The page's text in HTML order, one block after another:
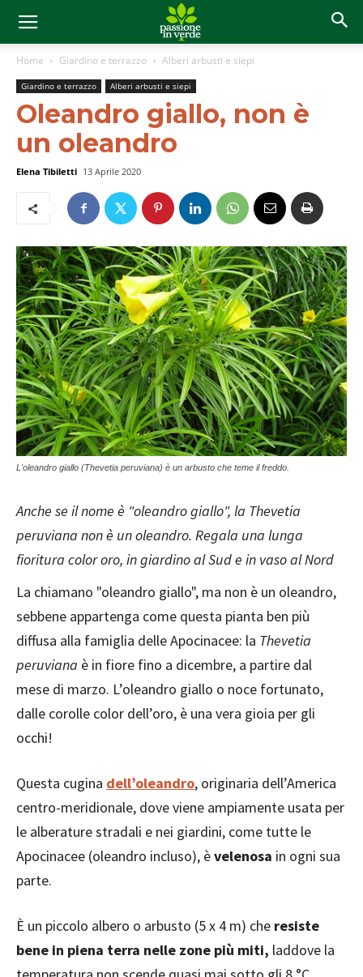
Home Giardino e terrazzo Alberi arbusti e siepi
Giardino e terrazzo Alberi arbusti e siepi
Oleandro giallo, non è
un oleandro
Elena Tibiletti 13 Aprile 2020
L'oleandro giallo (Thevetia peruviana) è un arbusto che teme il freddo.
Anche se il nome è "oleandro giallo", la Thevetia
peruviana non è un oleandro. Regala una lunga
fioritura color oro, in giardino al Sud e in vaso al Nord
La chiamano "oleandro giallo", ma non è un oleandro,
sebbene appartenga come questa pianta ben più
diffusa alla famiglia delle Apocinacee: la Thevetia
peruviana è in fiore fino a dicembre, a partire dal
mese di marzo. L’oleandro giallo o noce fortunato,
dalle corolle color dell’oro, è una vera gioia per gli
occhi!
Questa cugina dell’oleandro, originaria dell’America
centro-meridionale, dove viene ampiamente usata per
le alberature stradali e nei giardini, come tutte le
Apocinacee (oleandro incluso), èvelenosa in ogni sua
parte.
È un piccolo albero o arbusto (5 x 4 m) che resiste
bene in piena terra nelle zone più miti, laddove la